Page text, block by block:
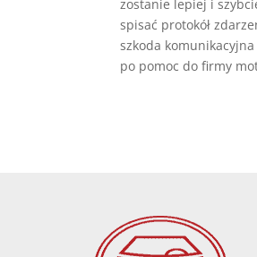
zostanie lepiej i
spisać protokół
szkoda
po pomoc do firmy